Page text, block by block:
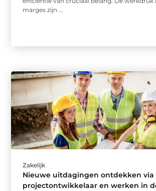
marges zijn ...
Zakelijk
Nieuwe uitdagingen ontdekken via
projectontwikkelaar en werken in